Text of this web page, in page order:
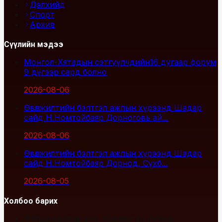
Дэлхийд
Спорт
Архив
Сүүлийн мэдээ
Монгол-Хятадын сэтгүүлчдийн16 дугаар форум
9 дүгээр сард болно
2026-08-06
Өвөлжилтийн бэлтгэл ажлын хүрээнд Шадар
сайд Н.Номтойбаяр Дорноговь ай...
2026-08-06
Өвөлжилтийн бэлтгэл ажлын хүрээнд Шадар
сайд Н.Номтойбаяр Дорнод, Сүхб...
2026-08-05
Холбоо барих